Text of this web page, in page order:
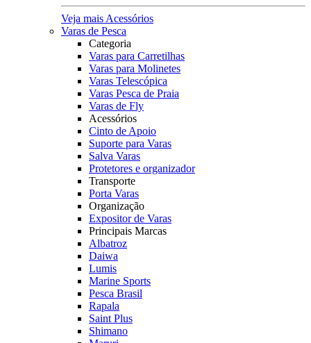
Veja mais Acessórios
Varas de Pesca
Categoria
Varas para Carretilhas
Varas para Molinetes
Varas Telescópica
Varas Pesca de Praia
Varas de Fly
Acessórios
Cinto de Apoio
Suporte para Varas
Salva Varas
Protetores e organizador
Transporte
Porta Varas
Organização
Expositor de Varas
Principais Marcas
Albatroz
Daiwa
Lumis
Marine Sports
Pesca Brasil
Rapala
Saint Plus
Shimano